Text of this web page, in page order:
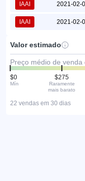
IAAI 2021-02-
IAAI 2021-02-
Valor estimado
Preço médio de venda
$0
Mín
$275
Raramente
mais barato
22 vendas em 30 dias